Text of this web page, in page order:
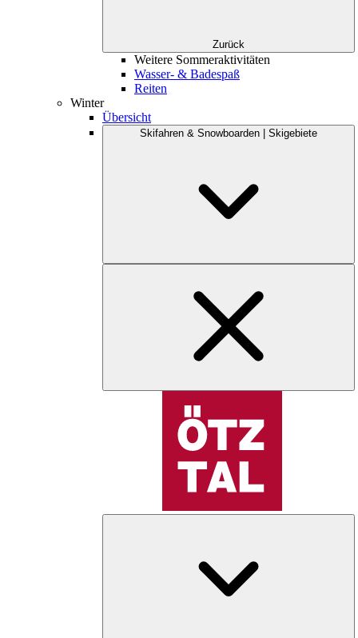
Zurück
Weitere Sommeraktivitäten
Wasser- & Badespaß
Reiten
Winter
Übersicht
Skifahren & Snowboarden | Skigebiete